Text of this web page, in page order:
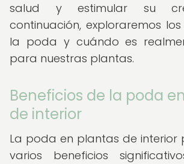
salud y estimular su
continuación, exploraremos
la poda y cuándo es
para nuestras plantas.
Beneficios de la poda
de interior
La poda en plantas de interior
varios beneficios